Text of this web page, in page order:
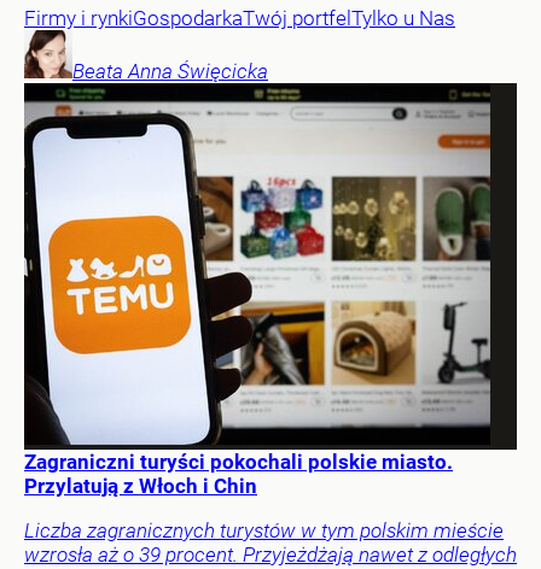
Firmy i rynkiGospodarkaTwój portfelTylko u Nas
Beata Anna Święcicka
Zagraniczni turyści pokochali polskie miasto.
Przylatują z Włoch i Chin
Liczba zagranicznych turystów w tym polskim mieście
wzrosła aż o 39 procent. Przyjeżdżają nawet z odległych